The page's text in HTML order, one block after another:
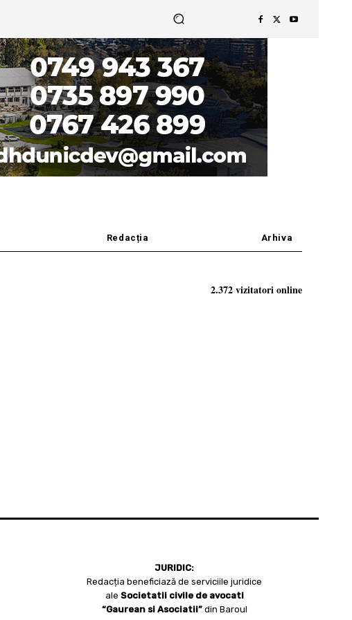
Redacția Arhiva
2.372 vizitatori online
JURIDIC:
Redacția beneficiază de serviciile juridice
ale Societatii civile de avocati
“Gaurean si Asociatii” din Baroul